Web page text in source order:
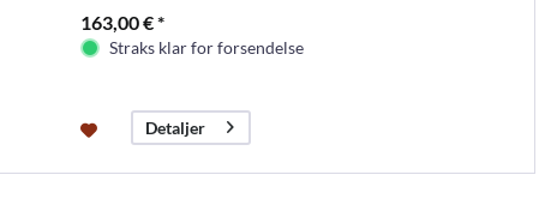
163,00 € *
Straks klar for forsendelse
Detaljer